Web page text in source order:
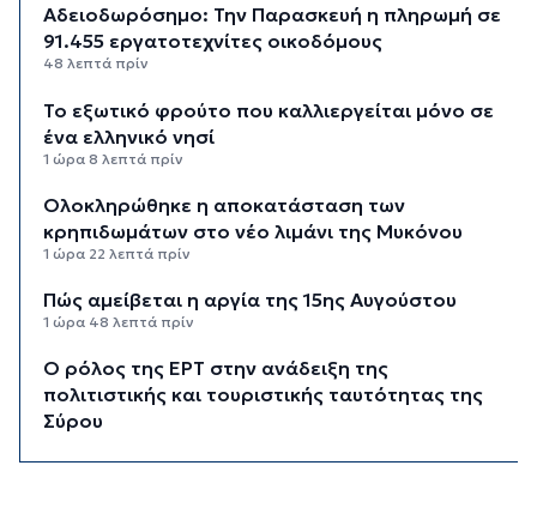
Αδειοδωρόσημο: Την Παρασκευή η πληρωμή σε
91.455 εργατοτεχνίτες οικοδόμους
48 λεπτά πρίν
Το εξωτικό φρούτο που καλλιεργείται μόνο σε
ένα ελληνικό νησί
1 ώρα 8 λεπτά πρίν
Ολοκληρώθηκε η αποκατάσταση των
κρηπιδωμάτων στο νέο λιμάνι της Μυκόνου
1 ώρα 22 λεπτά πρίν
Πώς αμείβεται η αργία της 15ης Αυγούστου
1 ώρα 48 λεπτά πρίν
Ο ρόλος της ΕΡΤ στην ανάδειξη της
πολιτιστικής και τουριστικής ταυτότητας της
Σύρου